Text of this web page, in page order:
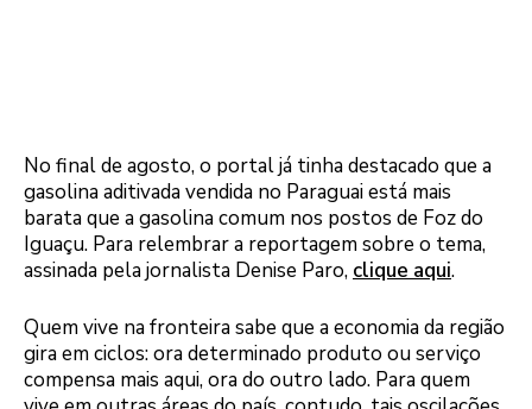
No final de agosto, o portal já tinha destacado que a
gasolina aditivada vendida no Paraguai está mais
barata que a gasolina comum nos postos de Foz do
Iguaçu. Para relembrar a reportagem sobre o tema,
assinada pela jornalista Denise Paro, clique aqui.
Quem vive na fronteira sabe que a economia da região
gira em ciclos: ora determinado produto ou serviço
compensa mais aqui, ora do outro lado. Para quem